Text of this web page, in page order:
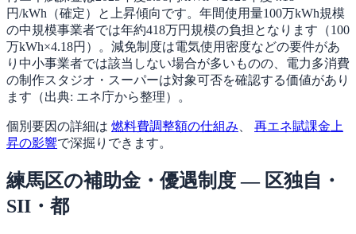
円/kWh（確定）と上昇傾向です。年間使用量100万kWh規模
の中規模事業者では年約418万円規模の負担となります（100
万kWh×4.18円）。減免制度は電気使用密度などの要件があ
り中小事業者では該当しない場合が多いものの、電力多消費
の制作スタジオ・スーパーは対象可否を確認する価値があり
ます（出典: エネ庁から整理）。
個別要因の詳細は 燃料費調整額の仕組み
再エネ賦課金上
昇の影響で深掘りできます。
練馬区の補助金・優遇制度 — 区独自・
SII・都